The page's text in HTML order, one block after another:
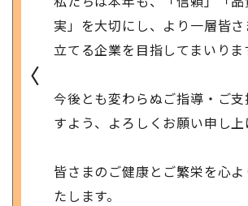
実」を大切にし、より一層皆
立てる企業を目指してまいりま
今後とも変わらぬご指導・ご支
すよう、よろしくお願い申し上
皆さまのご健康とご繁栄を心
たします。
〈